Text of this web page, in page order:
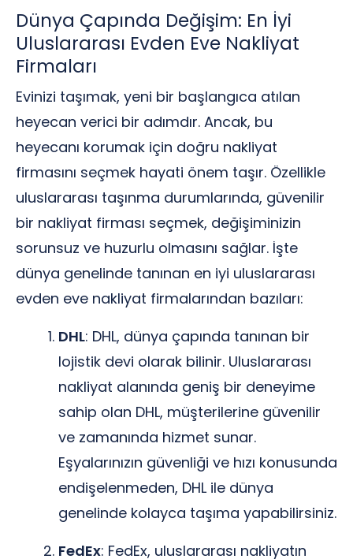
Dünya Çapında Değişim: En İyi
Uluslararası Evden Eve Nakliyat
Firmaları
Evinizi taşımak, yeni bir başlangıca atılan
heyecan verici bir adımdır. Ancak, bu
heyecanı korumak için doğru nakliyat
firmasını seçmek hayati önem taşır. Özellikle
uluslararası taşınma durumlarında, güvenilir
bir nakliyat firması seçmek, değişiminizin
sorunsuz ve huzurlu olmasını sağlar. İşte
dünya genelinde tanınan en iyi uluslararası
evden eve nakliyat firmalarından bazıları:
DHL: DHL, dünya çapında tanınan bir
lojistik devi olarak bilinir. Uluslararası
nakliyat alanında geniş bir deneyime
sahip olan DHL, müşterilerine güvenilir
ve zamanında hizmet sunar.
Eşyalarınızın güvenliği ve hızı konusunda
endişelenmeden, DHL ile dünya
genelinde kolayca taşıma yapabilirsiniz.
FedEx: FedEx, uluslararası nakliyatın